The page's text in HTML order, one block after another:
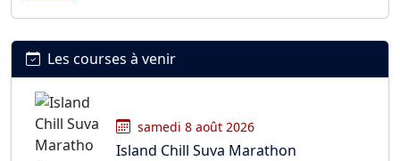
Les courses à venir
samedi 8 août 2026
Island Chill Suva Marathon